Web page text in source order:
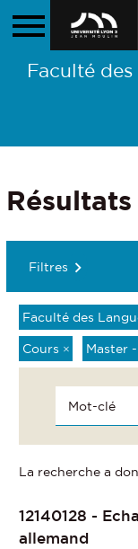
Faculté des
Filtres
Faculté des
Cours × Master
La recherche a
12140128 -
allemand